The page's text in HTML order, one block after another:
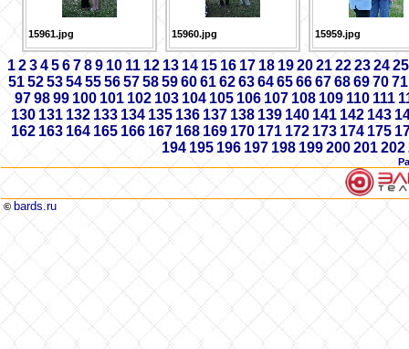
15961.jpg 15960.jpg 15959.jpg
1 2 3 4 5 6 7 8 9 10 11 12 13 1415 16 17 18 19 20 21 22 23 24 25
51 52 53 54 55 56 57 58 59 60 61 62 63 64 65 66 67 68 6970 71
97 98 99 100 101 102 103 104 105 106 107 108 109 110 111
130 131 132133 134 135 136 137 138 139 140 141 142 143
162 163 164 165 166 167 168 169 170 171 172 173 174 175
194 195 196 197 198 199200201202
© bards.ru